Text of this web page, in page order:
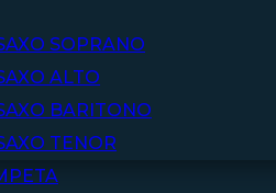
SOPRANO
ALTO
BARITONO
TENOR